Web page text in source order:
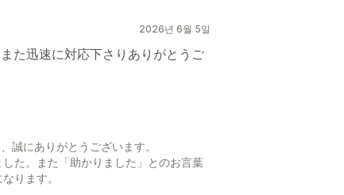
2026년 6월 5일
た迅速に対応下さりありがとうご
誠にありがとうございます。
た。また「助かりました」とのお言葉
ります。